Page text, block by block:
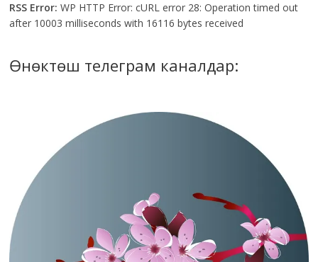
RSS Error: WP HTTP Error: cURL error 28: Operation timed out
after 10003 milliseconds with 16116 bytes received
Өнөктөш телеграм каналдар: